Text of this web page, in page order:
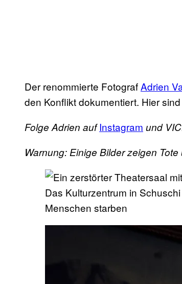
Der renommierte FotografAdrien
den Konflikt dokumentiert. Hier
Folge Adrien auf Instagram und
Warnung: Einige Bilder zeigen Tote
Das Kulturzentrum in
Menschen starben